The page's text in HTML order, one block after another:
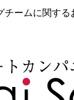
ームに関する